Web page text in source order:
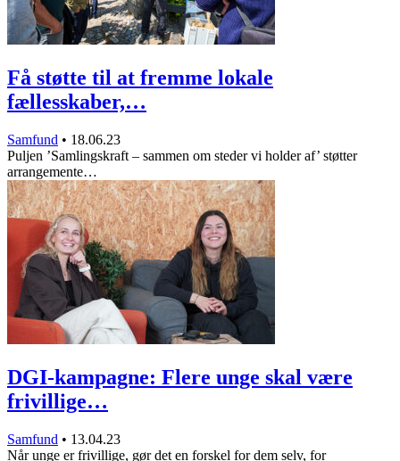
Få støtte til at fremme lokale
fællesskaber,…
Samfund • 18.06.23
Puljen ’Samlingskraft – sammen om steder vi holder af’ støtter
arrangemente…
DGI-kampagne: Flere unge skal være
frivillige…
Samfund • 13.04.23
Når unge er frivillige, gør det en forskel for dem selv, for